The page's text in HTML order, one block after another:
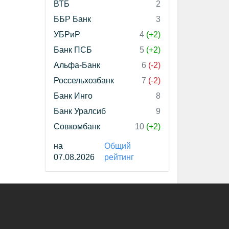
ВТБ
2
ББР Банк
3
УБРиР
4 (+2)
Банк ПСБ
5 (+2)
Альфа-Банк
6 (-2)
Россельхозбанк
7 (-2)
Банк Инго
8
Банк Уралсиб
9
Совкомбанк
10 (+2)
на
07.08.2026
Общий
рейтинг